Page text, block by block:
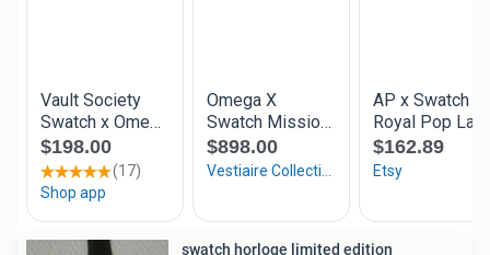
swatch horloge limited edition